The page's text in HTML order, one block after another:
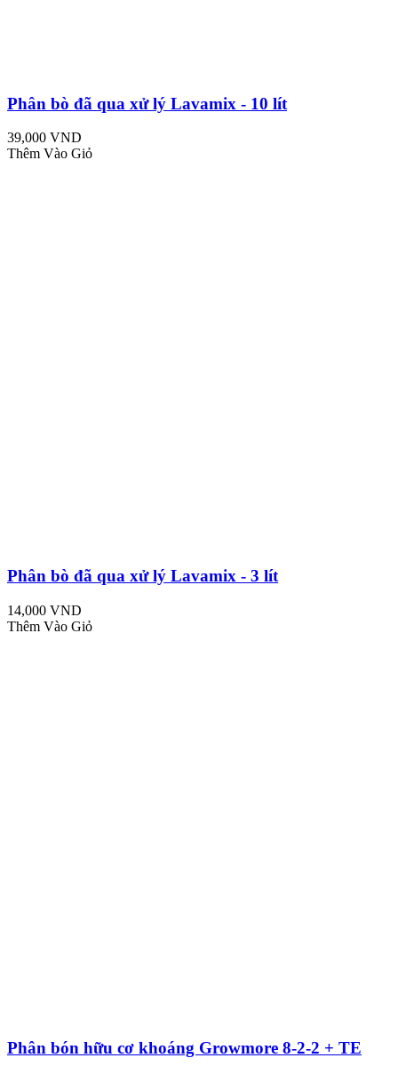
Phân bò đã qua xử lý Lavamix - 10 lít
39,000 VND
Thêm Vào Giỏ
Phân bò đã qua xử lý Lavamix - 3 lít
14,000 VND
Thêm Vào Giỏ
Phân bón hữu cơ khoáng Growmore 8-2-2 + TE